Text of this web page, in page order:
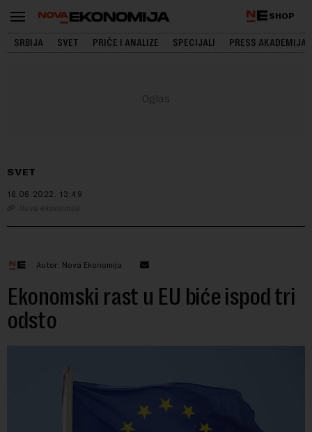
SHOP
SRBIJA SVET PRIČE I ANALIZE SPECIJALI PRESS AKADEMIJA
SVET
16.06.2022. 13:49
Nova ekonomija
Autor: Nova Ekonomija
Ekonomski rast u EU biće ispod tri
odsto